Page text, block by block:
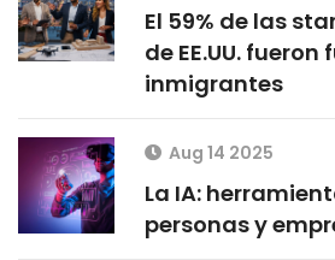
El 59% de las
de EE.UU.
inmigrantes
Aug 14 2025
La IA:
personas y